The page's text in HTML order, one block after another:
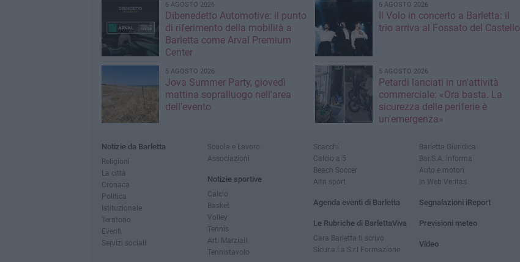
6 AGOSTO 2026
Dibenedetto Automotive: il punto
di riferimento della mobilità a
Barletta come Arval Premium
Center
6 AGOSTO 2026
Il Volo in concerto a Barletta: il
trio arriva al Fossato del Castello
5 AGOSTO 2026
Jova Summer Party, giovedì
mattina sopralluogo nell'area
dell'evento
5 AGOSTO 2026
Petardi lanciati in un'attività
commerciale: «Ora basta. La
sicurezza delle periferie è
un'emergenza»
Notizie da Barletta
Religioni
La città
Cronaca
Politica
Istituzionale
Territorio
Eventi
Servizi sociali
Scuola e Lavoro
Associazioni
Notizie sportive
Calcio
Basket
Volley
Tennis
Arti Marziali
Tennistavolo
Scacchi
Calcio a 5
Beach Soccer
Altri sport
Agenda eventi di Barletta
Le Rubriche di BarlettaViva
Cara Barletta ti scrivo
Sicur.a.l.a S.r.l Formazione
Barletta Giuridica
Bar.S.A. informa
Auto e motori
In Web Veritas
Segnalazioni iReport
Previsioni meteo
Video